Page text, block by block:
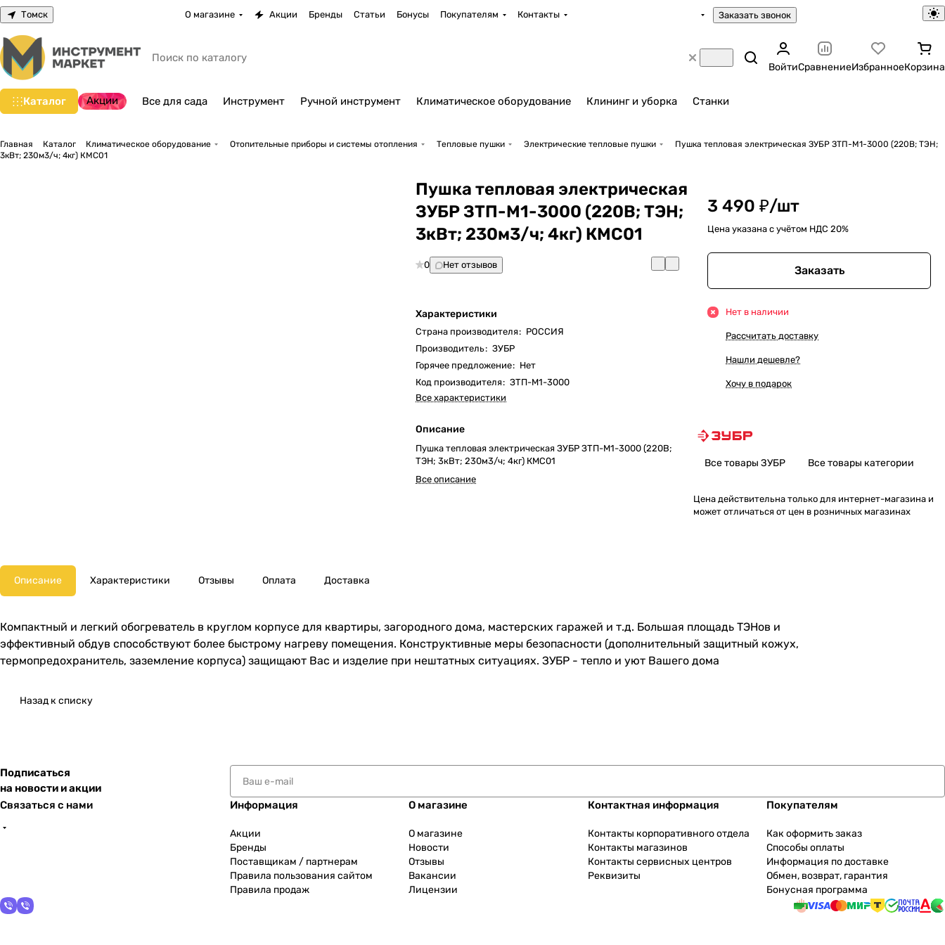
Томск О магазине Акции Бренды Статьи Бонусы Покупателям Контакты Заказать звонок
ВойтиСравнениеИзбранноеКорзина
Каталог Акции Все для сада Инструмент Ручной инструмент Климатическое оборудование Клининг и уборка Станки
Главная Каталог Климатическое оборудование Отопительные приборы и системы отопления Тепловые пушки Электрические тепловые пушки
Пушка тепловая электрическая ЗУБР ЗТП-М1-3000 (220В; ТЭН;
3кВт; 230м3/ч; 4кг) КМС01
Пушка тепловая электрическая
ЗУБР ЗТП-М1-3000 (220В; ТЭН;
3кВт; 230м3/ч; 4кг) КМС01
0 Нет отзывов
Характеристики
Страна производителя: РОССИЯ
Производитель: ЗУБР
Горячее предложение: Нет
Код производителя: ЗТП-М1-3000
Все характеристики
Описание
Пушка тепловая электрическая ЗУБР ЗТП-М1-3000 (220В;
ТЭН; 3кВт; 230м3/ч; 4кг) КМС01
Все описание
3 490 ₽/шт
Цена указана с учётом НДС 20%
Заказать
Нет в наличии
Рассчитать доставку
Нашли дешевле?
Хочу в подарок
Все товары ЗУБР Все товары категории
Цена действительна только для интернет-магазина и
может отличаться от цен в розничных магазинах
Описание Характеристики Отзывы Оплата Доставка
Компактный и легкий обогреватель в круглом корпусе для квартиры, загородного дома, мастерских гаражей и т.д. Большая площадь ТЭНов и
эффективный обдув способствуют более быстрому нагреву помещения. Конструктивные меры безопасности (дополнительный защитный кожух,
термопредохранитель, заземление корпуса) защищают Вас и изделие при нештатных ситуациях. ЗУБР - тепло и уют Вашего дома
Назад к списку
Подписаться
на новости и акции
Связаться с нами
Информация
Акции
Бренды
Поставщикам / партнерам
Правила пользования сайтом
Правила продаж
О магазине
О магазине
Новости
Отзывы
Вакансии
Лицензии
Контактная информация
Контакты корпоративного отдела
Контакты магазинов
Контакты сервисных центров
Реквизиты
Покупателям
Как оформить заказ
Способы оплаты
Информация по доставке
Обмен, возврат, гарантия
Бонусная программа